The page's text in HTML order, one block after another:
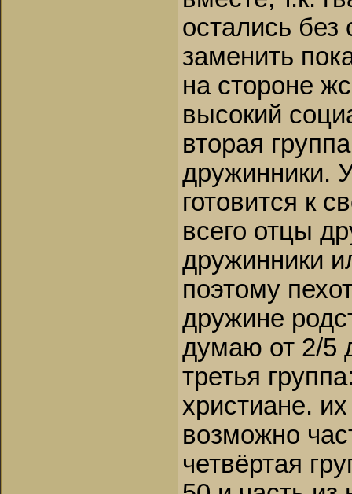
остались без
заменить
на стороне
высокий
вторая
дружинники.
готовится к
всего отцы
дружинники
поэтому
дружине
думаю от 2/5
третья
христиане.
возможно
четвёртая